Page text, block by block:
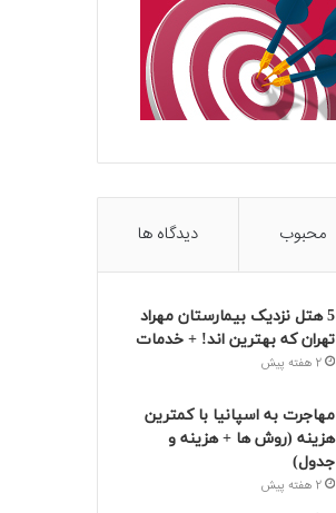
محبوب دیدگاه ها
5 هتل نزدیک بیمارستان مهراد
تهران که بهترین‌ اند! + خدمات
2 هفته پیش
مهاجرت به اسپانیا با کمترین
هزینه (روش ها + هزینه و
جدول)
2 هفته پیش